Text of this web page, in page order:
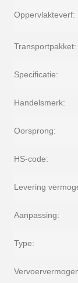
Oppervlakteverf:
Transportpakket:
Specificatie:
Handelsmerk:
Oorsprong:
HS-code:
Levering
Aanpassing:
Type: